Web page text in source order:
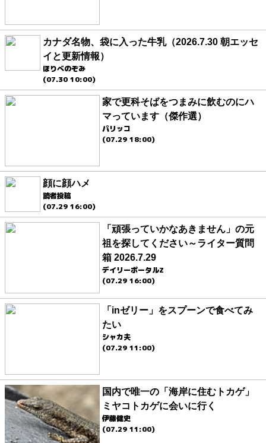
カナダ名物、袋に入った牛乳（2026.7.30 朝エッセ
イと更新情報）
ほりべのぞみ
(07.30 10:00)
家で更科そばをつまみに飲むのにハ
マっています（傑作選）
パリッコ
(07.29 18:00)
顔に顔ハメ
読者投稿
(07.29 16:00)
「頑張っていかなあきません」の元
祖を探してください～ライター質問
箱 2026.7.29
デイリーポータルZ
(07.29 16:00)
「inゼリー」をスプーンで食べてみ
たい
シャカ夫
(07.29 11:00)
国内で唯一の「海岸に住むトカゲ」
ミヤコトカゲに会いに行く
伊藤健史
(07.29 11:00)